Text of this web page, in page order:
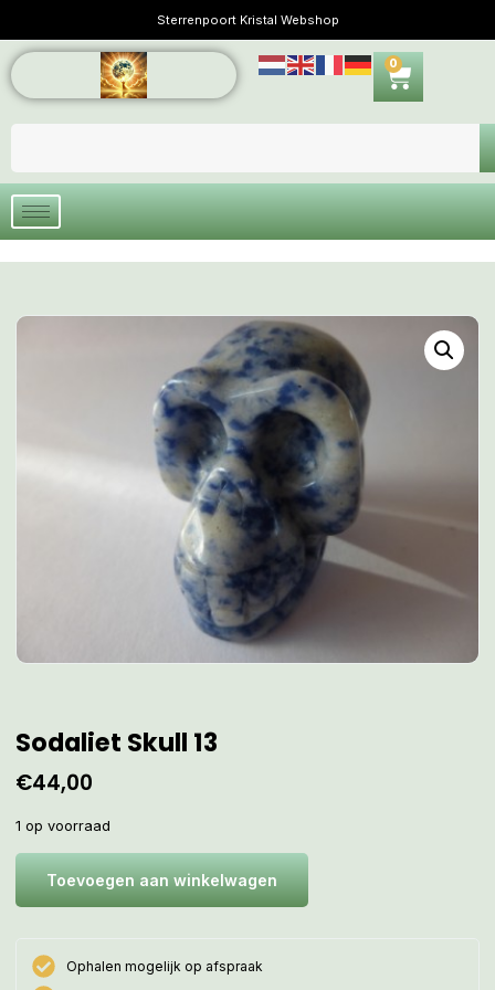
Sterrenpoort Kristal Webshop
0
Sodaliet Skull 13
€44,00
1 op voorraad
Toevoegen aan winkelwagen
Ophalen mogelijk op afspraak